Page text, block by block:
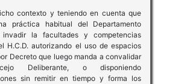
contexto y teniendo en cuenta que
práctica habitual del Departamento
invadir la facultades y competencias
H.C.D. autorizando el uso de espacios
Decreto que luego manda a convalidar
Deliberante, o disponiendo
sin remitir en tiempo y forma los